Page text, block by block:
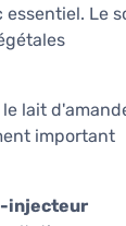
essentiel. Le
lait
important
injecteur